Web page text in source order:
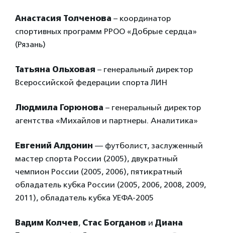
Анастасия Толченова – координатор
спортивных программ РРОО «Добрые сердца»
(Рязань)
Татьяна Ольховая – генеральный директор
Всероссийской федерации спорта ЛИН
Людмила Горюнова – генеральный директор
агентства «Михайлов и партнеры. Аналитика»
Евгений Алдонин — футболист, заслуженный
мастер спорта России (2005), двукратный
чемпион России (2005, 2006), пятикратный
обладатель кубка России (2005, 2006, 2008, 2009,
2011), обладатель кубка УЕФА-2005
Вадим Колчев, Стас Богданов и Диана